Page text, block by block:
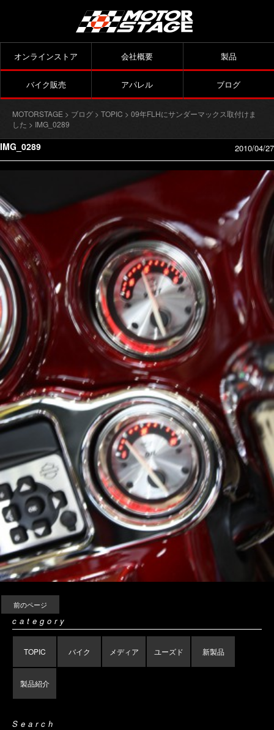
オンラインストア 会社概要 製品
バイク販売 アパレル ブログ
MOTORSTAGE > ブログ > TOPIC > 09年FLHにサンダーマックス取付けま
した > IMG_0289
IMG_0289 2010/04/27
前のページ
category
TOPIC バイク メディア ユーズド 新製品
製品紹介
Search